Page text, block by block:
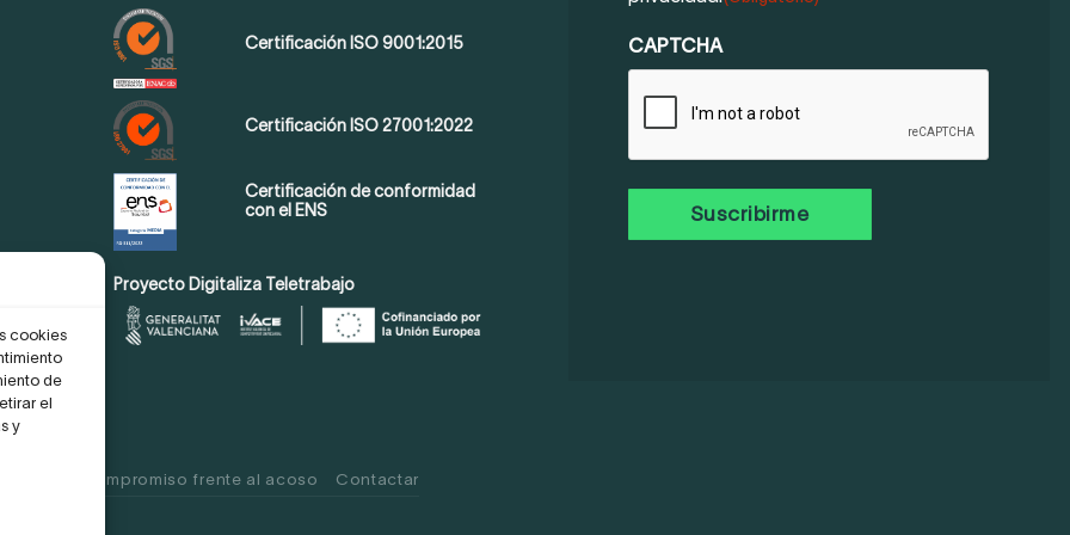
cookies
de
el
y
Certificación ISO 9001:2015
Certificación ISO 27001:2022
Certificación de conformidad
con el ENS
Proyecto Digitaliza Teletrabajo
PRIVACIDAD
(OBLIGATORIO)
CAPTCHA
Compromiso frente al acoso Contactar